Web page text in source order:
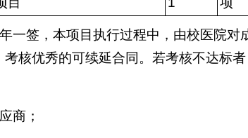
一签，本项目执行过程中，由校医院对
核优秀的可续延合同。若考核不达标
商；